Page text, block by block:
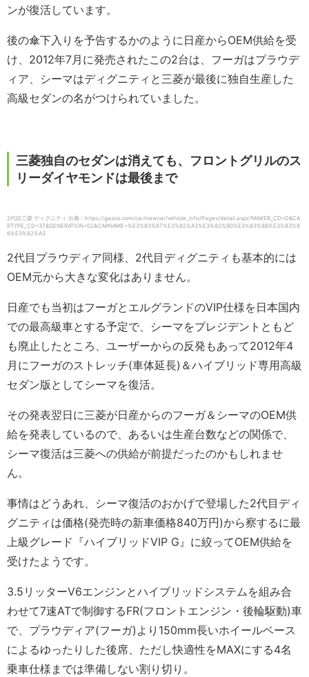
ンが復活しています。
後の傘下入りを予告するかのように日産からOEM供給を受
け、2012年7月に発売されたこの2台は、フーガはプラウデ
ィア、シーマはディグニティと三菱が最後に独自生産した
高級セダンの名がつけられていました。
三菱独自のセダンは消えても、フロントグリルのス
リーダイヤモンドは最後まで
2代目三菱 ディグニティ 出典：https://gazoo.com/car/newcar/vehicle_info/Pages/detail.aspx?MAKER_CD=D&CA
RTYPE_CD=37&GENERATION=02&CARNAME=%E3%83%87%E3%82%A3%E3%82%B0%E3%83%8B%E3%83%8
6%E3%82%A3
2代目プラウディア同様、2代目ディグニティも基本的には
OEM元から大きな変化はありません。
日産でも当初はフーガとエルグランドのVIP仕様を日本国内
での最高級車とする予定で、シーマをプレジデントともど
も廃止したところ、ユーザーからの反発もあって2012年4
月にフーガのストレッチ(車体延長)＆ハイブリッド専用高級
セダン版としてシーマを復活。
その発表翌日に三菱が日産からのフーガ＆シーマのOEM供
給を発表しているので、あるいは生産台数などの関係で、
シーマ復活は三菱への供給が前提だったのかもしれませ
ん。
事情はどうあれ、シーマ復活のおかげで登場した2代目ディ
グニティは価格(発売時の新車価格840万円)から察するに最
上級グレード『ハイブリッドVIP G』に絞ってOEM供給を
受けたようです。
3.5リッターV6エンジンとハイブリッドシステムを組み合
わせて7速ATで制御するFR(フロントエンジン・後輪駆動)車
で、プラウディア(フーガ)より150mm長いホイールベース
によるゆったりした後席、ただし快適性をMAXにする4名
乗車仕様までは準備しない割り切り。